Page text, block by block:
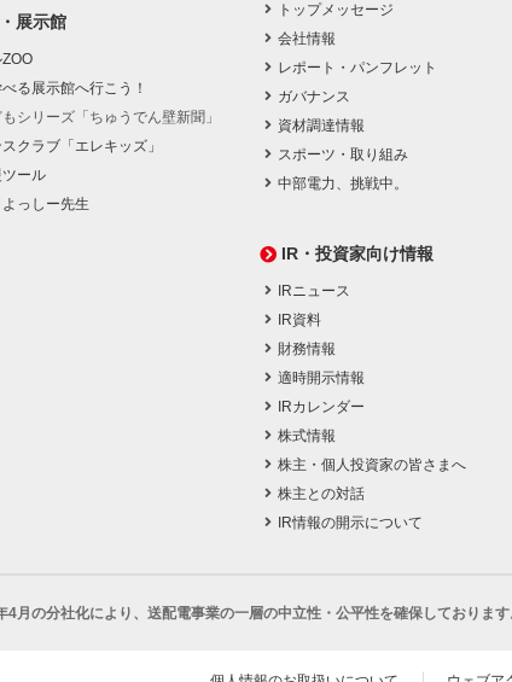
展示館
る展示館へ行こう！
シリーズ「ちゅうでん壁新聞」
クラブ「エレキッズ」
ール
っしー先生
トップメッセージ
会社情報
レポート・パンフレット
ガバナンス
資材調達情報
スポーツ・取り組み
中部電力、挑戦中。
IR・投資家向け情報
IRニュース
IR資料
財務情報
適時開示情報
IRカレンダー
株式情報
株主・個人投資家の皆さまへ
株主との対話
IR情報の開示について
4月の分社化により、 送配電事業の一層の中立性・公平性を確保しております